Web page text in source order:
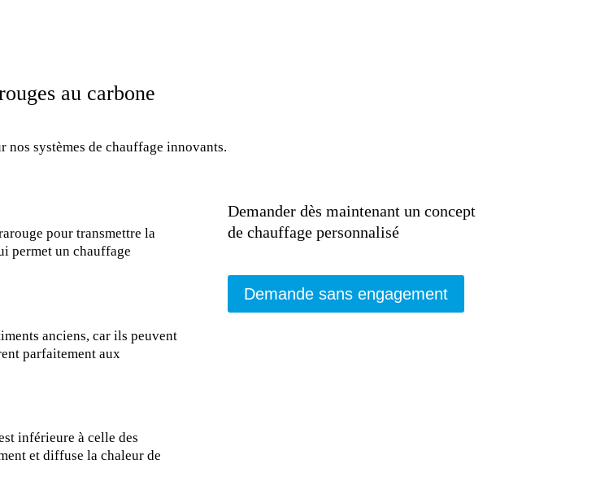
au carbone
nos systèmes de chauffage innovants.
pour transmettre la
permet un chauffage
anciens, car ils peuvent
parfaitement aux
inférieure à celle des
et diffuse la chaleur de
Demander dès maintenant un concept
de chauffage personnalisé
Demande sans engagement